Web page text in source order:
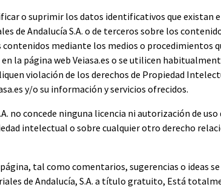
o suprimir los datos identificativos que existan
de Andalucía S.A. o de terceros sobre los
mediante los medios o procedimientos
la página web Veiasa.es o se utilicen
violación de los derechos de Propiedad
y/o su información y servicios ofrecidos.
no concede ninguna licencia ni autorización de uso
intelectual o sobre cualquier otro derecho
tal como comentarios, sugerencias o ideas se
de Andalucía, S.A. a título gratuito, Está